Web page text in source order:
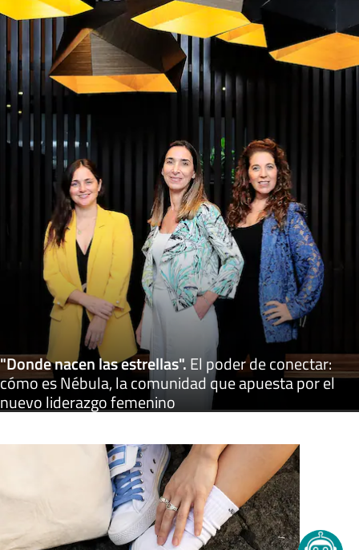
"Donde nacen las estrellas".El poder de conectar:
cómo es Nébula, la comunidad que apuesta por el
nuevo liderazgo femenino